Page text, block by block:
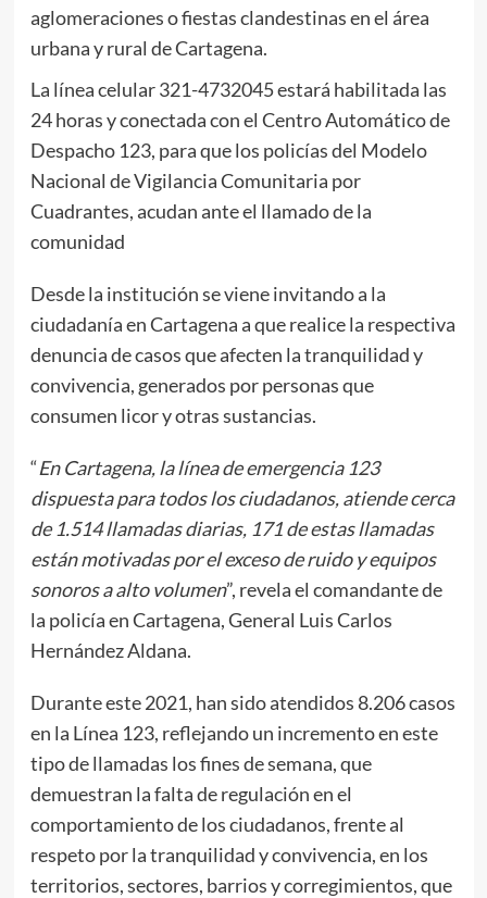
aglomeraciones o fiestas clandestinas en el área
urbana y rural de Cartagena.
La línea celular 321-4732045 estará habilitada las
24 horas y conectada con el Centro Automático de
Despacho 123, para que los policías del Modelo
Nacional de Vigilancia Comunitaria por
Cuadrantes, acudan ante el llamado de la
comunidad
Desde la institución se viene invitando a la
ciudadanía en Cartagena a que realice la respectiva
denuncia de casos que afecten la tranquilidad y
convivencia, generados por personas que
consumen licor y otras sustancias.
“En Cartagena, la línea de emergencia 123
dispuesta para todos los ciudadanos, atiende cerca
de 1.514 llamadas diarias, 171 de estas llamadas
están motivadas por el exceso de ruido y equipos
sonoros a alto volumen”, revela el comandante de
la policía en Cartagena, General Luis Carlos
Hernández Aldana.
Durante este 2021, han sido atendidos 8.206 casos
en la Línea 123, reflejando un incremento en este
tipo de llamadas los fines de semana, que
demuestran la falta de regulación en el
comportamiento de los ciudadanos, frente al
respeto por la tranquilidad y convivencia, en los
territorios, sectores, barrios y corregimientos, que